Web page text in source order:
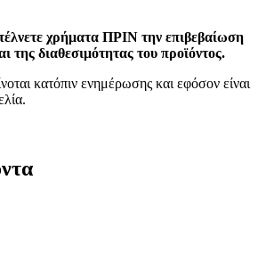
χρήματα ΠΡΙΝ την επιβεβαίωση
της διαθεσιμότητας του προϊόντος.
κατόπιν ενημέρωσης και εφόσον είναι